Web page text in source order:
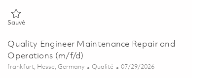
SauvéSauvé Werkstudent Quality (m/f/d) 01857505
Quality Engineer Maintenance Repair and
Operations (m/f/d)
Emplacement
frankfurt, Hesse, Germany Catégorie
Qualité Posted Date
07/29/2026